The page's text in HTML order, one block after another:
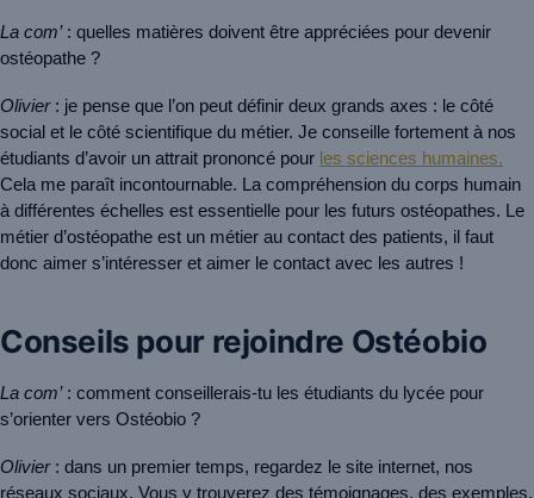
La com’ : quelles matières doivent être appréciées pour devenir
ostéopathe ?
Olivier : je pense que l’on peut définir deux grands axes : le côté
social et le côté scientifique du métier. Je conseille fortement à nos
étudiants d’avoir un attrait prononcé pour les sciences humaines.
Cela me paraît incontournable. La compréhension du corps humain
à différentes échelles est essentielle pour les futurs ostéopathes. Le
métier d’ostéopathe est un métier au contact des patients, il faut
donc aimer s’intéresser et aimer le contact avec les autres !
Conseils pour rejoindre Ostéobio
La com’ : comment conseillerais-tu les étudiants du lycée pour
s’orienter vers Ostéobio ?
Olivier : dans un premier temps, regardez le site internet, nos
réseaux sociaux. Vous y trouverez des témoignages, des exemples,